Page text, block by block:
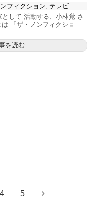
フィクション, テレビ
して 活動する、小林覚 さ
「ザ・ノンフィクショ
を読む
4 5